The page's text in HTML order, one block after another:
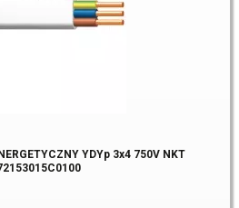
YDYp 3x4 750V NKT